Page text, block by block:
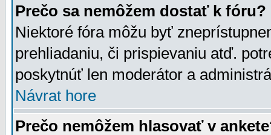
Prečo sa nemôžem dostať k fóru?
Niektoré fóra môžu byť
prehliadaniu, či prispievaniu atď.
poskytnúť len moderátor a
Návrat hore
Prečo nemôžem hlasovať v